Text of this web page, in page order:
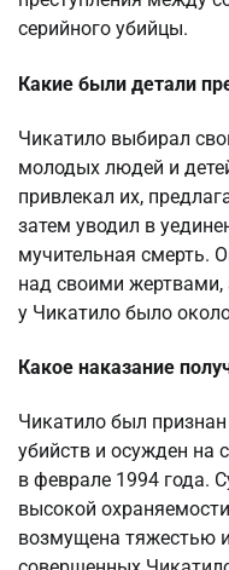
серийного убийцы.
Какие были детали
Чикатило выбирал
молодых людей и
привлекал их,
затем уводил в
мучительная смерть.
над своими жертвами,
у Чикатило было
Какое наказание
Чикатило был
убийств и осужден на
в феврале 1994 года.
высокой
возмущена тяжестью